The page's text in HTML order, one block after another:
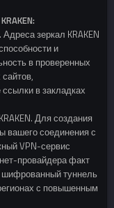
зеркал KRAKEN
и
в проверенных
в закладках
Для создания
вашего соединения с
VPN-сервис
провайдера факт
шифрованный туннель
с повышенным